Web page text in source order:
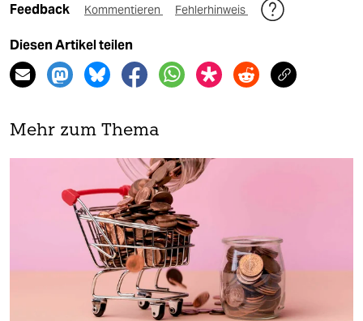
Feedback Kommentieren Fehlerhinweis
Diesen Artikel teilen
Mehr zum Thema